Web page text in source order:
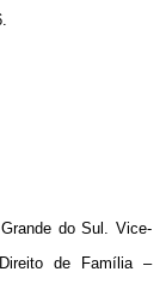
do Sul. Vice-
de Família –